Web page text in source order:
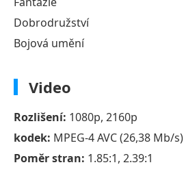
Dobrodružství
Bojová umění
Video
Rozlišení: 1080p, 2160p
kodek: MPEG-4 AVC (26,38 Mb/s)
Poměr stran: 1.85:1, 2.39:1